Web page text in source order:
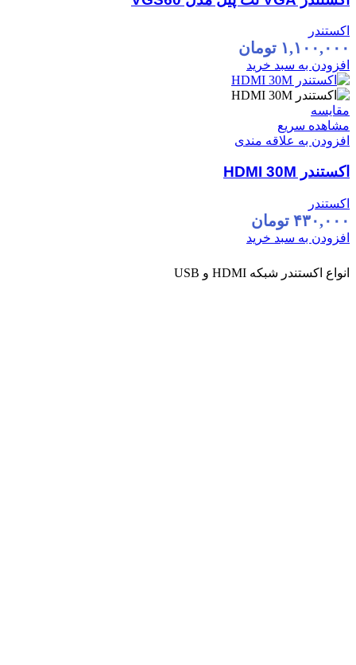
اکستندر
۱,۱۰۰,۰۰۰ تومان
افزودن به سبد خرید
مقایسه
مشاهده سریع
افزودن به علاقه مندی
اکستندر HDMI 30M
اکستندر
۴۳۰,۰۰۰ تومان
افزودن به سبد خرید
انواع اکستندر شبکه HDMI و USB